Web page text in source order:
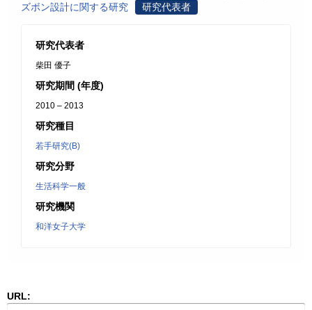
ズボン設計に関する研究
研究代表者
研究代表者
柴田 優子
研究期間 (年度)
2010 – 2013
研究種目
若手研究(B)
研究分野
生活科学一般
研究機関
和洋女子大学
URL: